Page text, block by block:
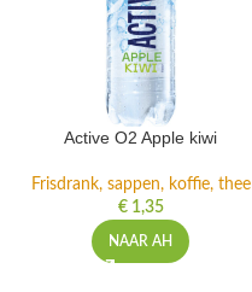
Active O2 Apple kiwi
Frisdrank, sappen, koffie, thee
€1,35
NAAR AH